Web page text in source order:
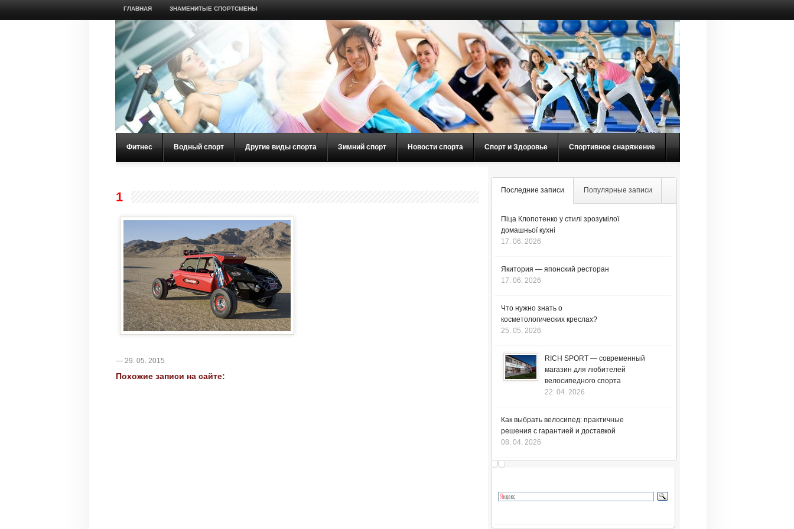
ГЛАВНАЯ ЗНАМЕНИТЫЕ СПОРТСМЕНЫ
Фитнес Водный спорт Другие виды спорта Зимний спорт Новости спорта Спорт и Здоровье Спортивное снаряжение
1
— 29. 05. 2015
Похожие записи на сайте:
Последние записи Популярные записи
Піца Клопотенко у стилі зрозумілої
домашньої кухні
17. 06. 2026
Якитория — японский ресторан
17. 06. 2026
Что нужно знать о
косметологических креслах?
25. 05. 2026
RICH SPORT — современный
магазин для любителей
велосипедного спорта
22. 04. 2026
Как выбрать велосипед: практичные
решения с гарантией и доставкой
08. 04. 2026